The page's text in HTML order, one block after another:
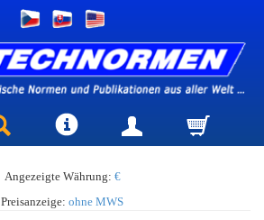
Angezeigte Währung: €
Preisanzeige: ohne MWS